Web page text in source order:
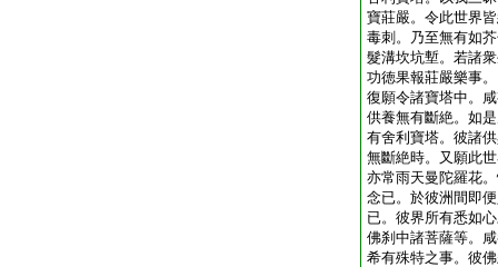
寶莊嚴。令此世界
毒刺。乃至無有如
髮溝坎坑塹。若諸
功徳果報莊嚴樂事
復願令諸寶塔中。
供養無有斷絶。如
有舍利寶塔。彼諸
無斷絶時。又願此
亦常雨天曼陀羅花
念已。於彼洲間即
已。彼界所有悉如
佛刹中諸菩薩等。
希有殊特之事。彼